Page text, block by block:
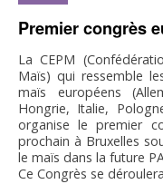
Premier congrès
La CEPM
Maïs) qui ressemble
maïs européens
Hongrie, Italie,
organise le premier
prochain à Bruxelles
le maïs dans la future
Ce Congrès se